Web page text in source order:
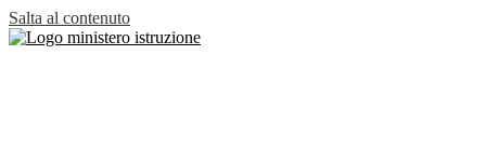
Salta al contenuto